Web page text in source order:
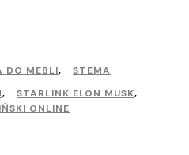
DO MEBLI,
STEMA
, STARLINK ELON MUSK,
ONLINE